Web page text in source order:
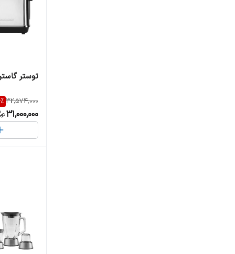
توستر
32,574,000
%
31,000,000